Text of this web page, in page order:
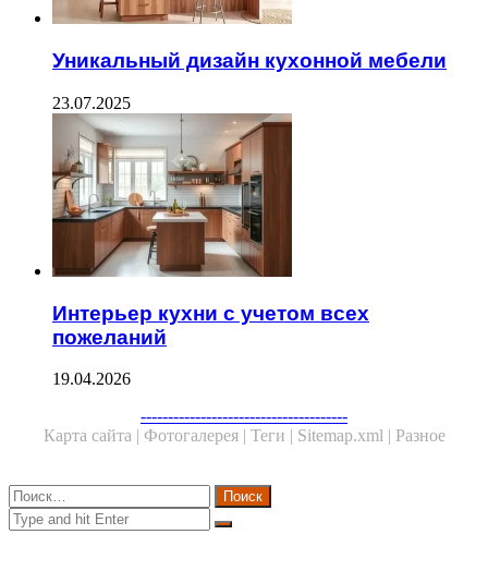
Уникальный дизайн кухонной мебели
23.07.2025
Интерьер кухни с учетом всех
пожеланий
19.04.2026
--------------------------------------
Карта сайта | Фотогалерея | Теги | Sitemap.xml | Разное
Close
Найти:
Close
Search